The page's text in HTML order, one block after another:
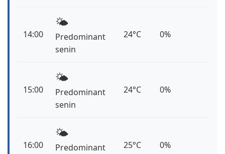
14:00
🌤️
Predominant
senin
24°C 0%
15:00
🌤️
Predominant
senin
24°C 0%
16:00
🌤️
Predominant
25°C 0%